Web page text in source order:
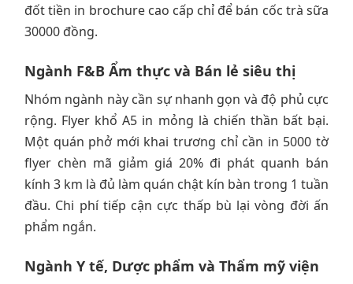
đốt tiền in brochure cao cấp chỉ để bán cốc trà sữa
30000 đồng.
Ngành F&B Ẩm thực và Bán lẻ siêu thị
Nhóm ngành này cần sự nhanh gọn và độ phủ cực
rộng. Flyer khổ A5 in mỏng là chiến thần bất bại.
Một quán phở mới khai trương chỉ cần in 5000 tờ
flyer chèn mã giảm giá 20% đi phát quanh bán
kính 3 km là đủ làm quán chật kín bàn trong 1 tuần
đầu. Chi phí tiếp cận cực thấp bù lại vòng đời ấn
phẩm ngắn.
Ngành Y tế, Dược phẩm và Thẩm mỹ viện